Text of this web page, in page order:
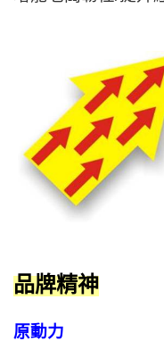
品牌精神
原動力